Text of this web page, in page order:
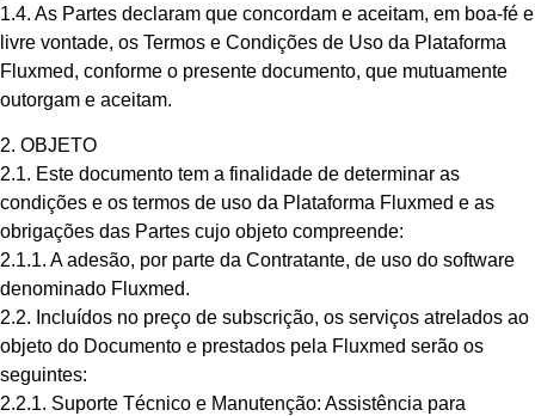
1.4. As Partes declaram que concordam e aceitam, em boa-fé e
livre vontade, os Termos e Condições de Uso da Plataforma
Fluxmed, conforme o presente documento, que mutuamente
outorgam e aceitam.
2. OBJETO
2.1. Este documento tem a finalidade de determinar as
condições e os termos de uso da Plataforma Fluxmed e as
obrigações das Partes cujo objeto compreende:
2.1.1. A adesão, por parte da Contratante, de uso do software
denominado Fluxmed.
2.2. Incluídos no preço de subscrição, os serviços atrelados ao
objeto do Documento e prestados pela Fluxmed serão os
seguintes:
2.2.1. Suporte Técnico e Manutenção: Assistência para